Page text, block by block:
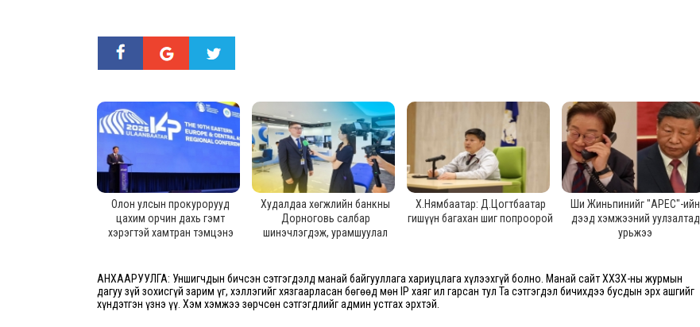
Олон улсын прокурорууд
цахим орчин дахь гэмт
хэрэгтэй хамтран тэмцэнэ
Худалдаа хөгжлийн банкны
Дорноговь салбар
шинэчлэгдэж, урамшуулал
Х.Нямбаатар: Д.Цогтбаатар
гишүүн багахан шиг попроорой
Ши Жиньпинийг "APEC"-ийн
дээд хэмжээний уулзалтад
урьжээ
АНХААРУУЛГА: Уншигчдын бичсэн сэтгэгдэлд манай байгууллага хариуцлага хүлээхгүй болно. Манай сайт ХХЗХ-ны журмын
дагуу зүй зохисгүй зарим үг, хэллэгийг хязгаарласан бөгөөд мөн IP хаяг ил гарсан тул Та сэтгэгдэл бичихдээ бусдын эрх ашгийг
хүндэтгэн үзнэ үү. Хэм хэмжээ зөрчсөн сэтгэгдлийг админ устгах эрхтэй.